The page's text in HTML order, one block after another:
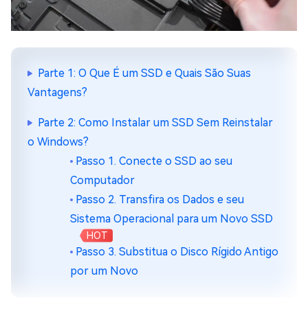
Parte 1: O Que É um SSD e Quais São Suas
Vantagens?
Parte 2: Como Instalar um SSD Sem Reinstalar
o Windows?
Passo 1. Conecte o SSD ao seu
Computador
Passo 2. Transfira os Dados e seu
Sistema Operacional para um Novo SSD
HOT
Passo 3. Substitua o Disco Rígido Antigo
por um Novo